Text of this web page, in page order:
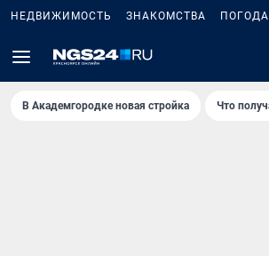
НЕДВИЖИМОСТЬ ЗНАКОМСТВА ПОГОДА
В Академгородке новая стройка Что